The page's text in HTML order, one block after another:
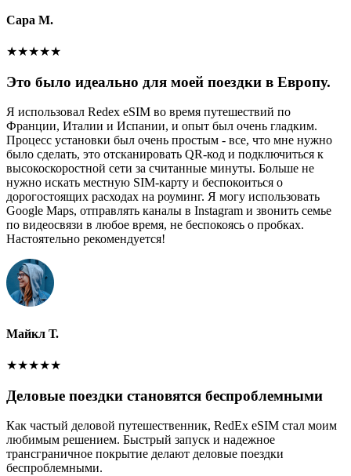
Сара М.
★★★★★
Это было идеально для моей поездки в Европу.
Я использовал Redex eSIM во время путешествий по
Франции, Италии и Испании, и опыт был очень гладким.
Процесс установки был очень простым - все, что мне нужно
было сделать, это отсканировать QR-код и подключиться к
высокоскоростной сети за считанные минуты. Больше не
нужно искать местную SIM-карту и беспокоиться о
дорогостоящих расходах на роуминг. Я могу использовать
Google Maps, отправлять каналы в Instagram и звонить семье
по видеосвязи в любое время, не беспокоясь о пробках.
Настоятельно рекомендуется!
Майкл Т.
★★★★★
Деловые поездки становятся беспроблемными
Как частый деловой путешественник, RedEx eSIM стал моим
любимым решением. Быстрый запуск и надежное
трансграничное покрытие делают деловые поездки
беспроблемными.